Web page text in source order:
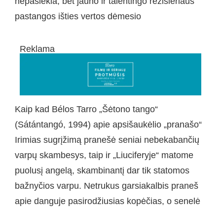
pastangos išties vertos dėmesio
Reklama
Kaip kad Bélos Tarro „Šėtono tango“
(Sátántangó, 1994) apie apsišaukėlio „pranašo“
Irimias sugrįžimą pranešė seniai nebekabančių
varpų skambesys, taip ir „Liuciferyje“ matome
puolusį angelą, skambinantį dar tik statomos
bažnyčios varpu. Netrukus garsiakalbis praneš
apie danguje pasirodžiusias kopėčias, o senelė